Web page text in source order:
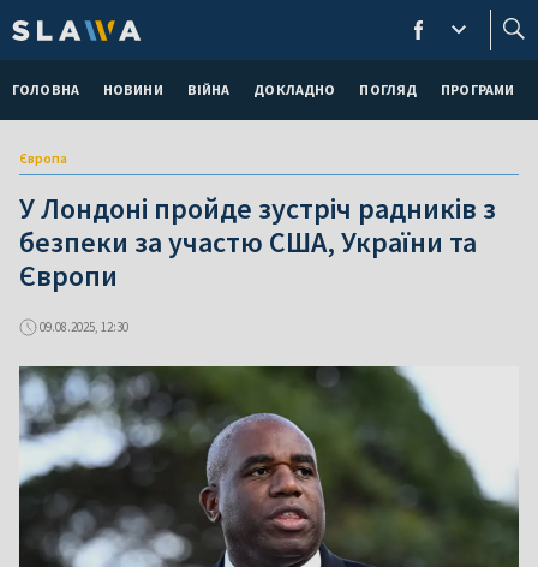
ГОЛОВНА НОВИНИ ВІЙНА ДОКЛАДНО ПОГЛЯД ПРОГРАМИ
Європа
У Лондоні пройде зустріч радників з
безпеки за участю США, України та
Європи
09.08.2025, 12:30